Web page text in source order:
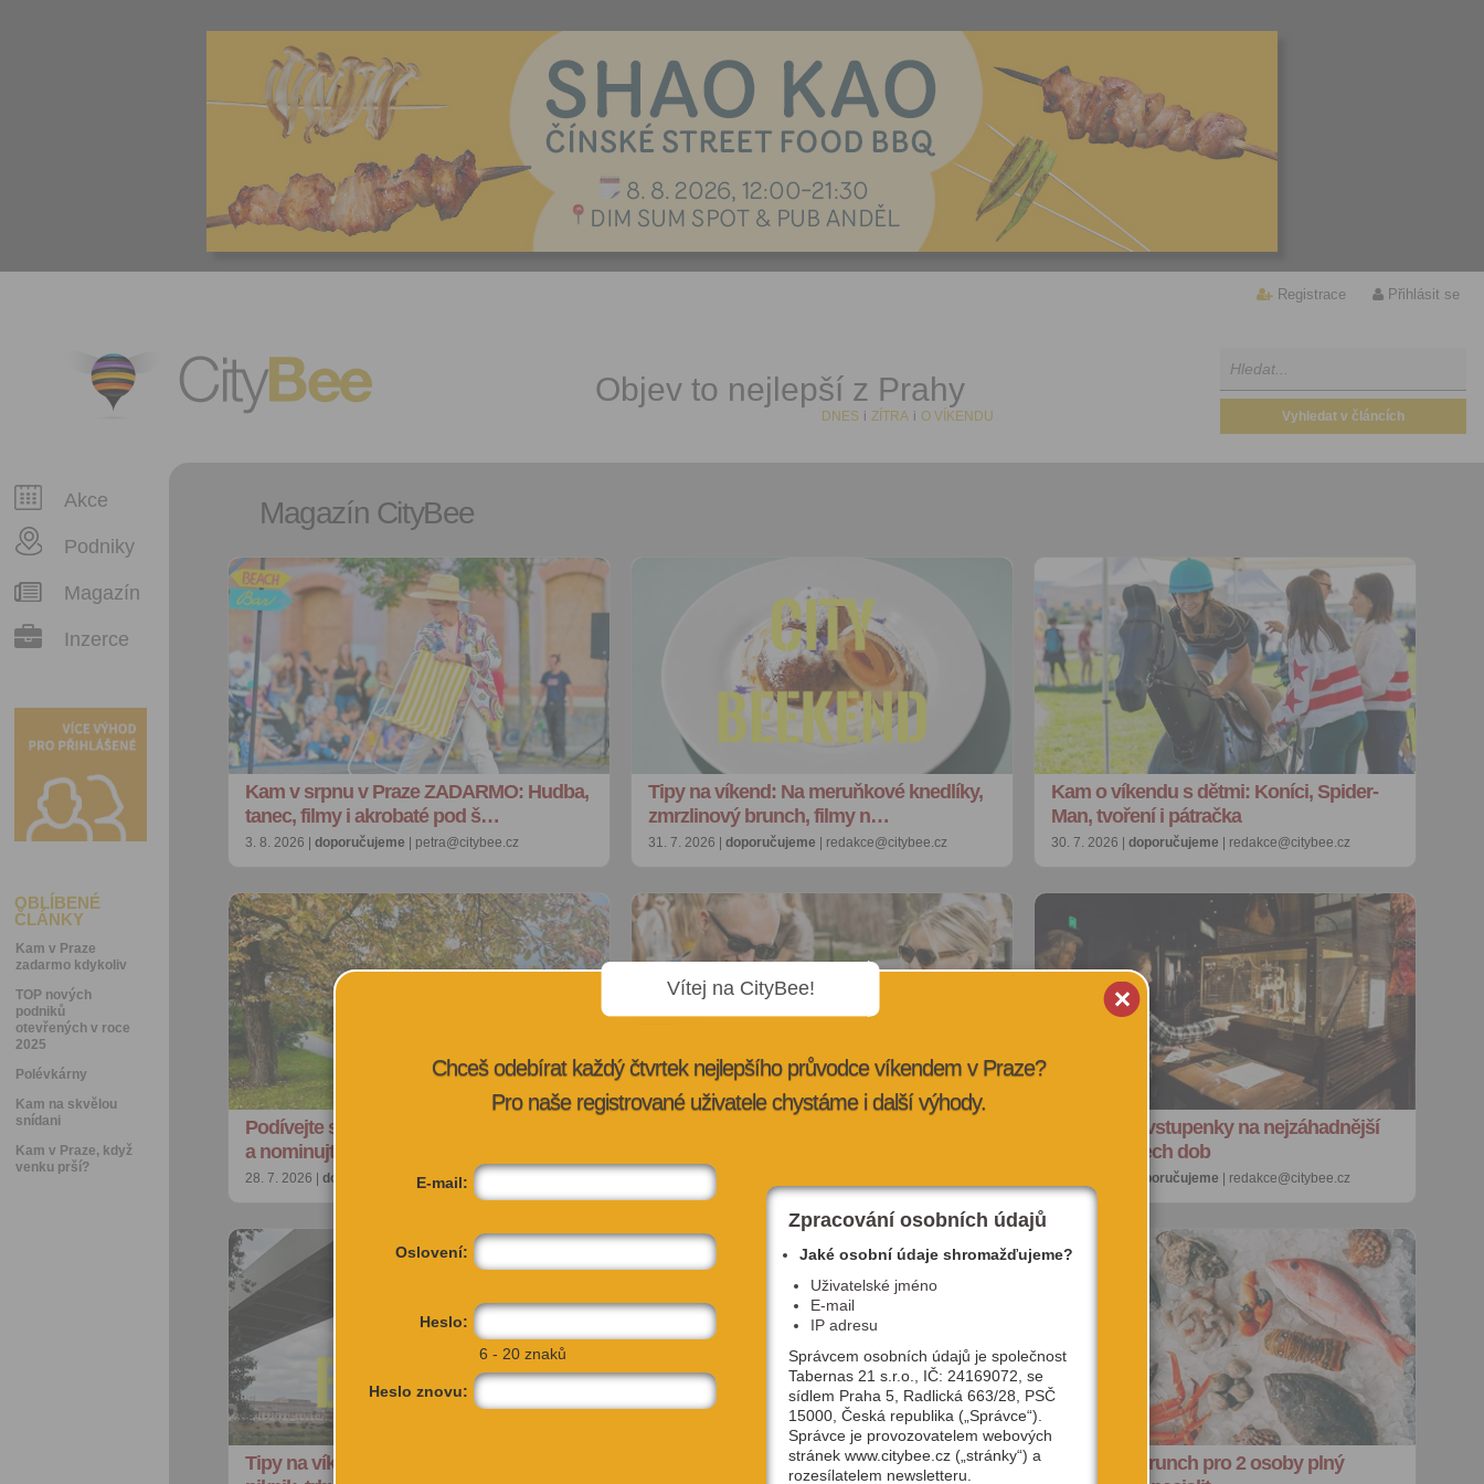
Registrace Přihlásit se
CityBee Objev to nejlepší z Prahy
DNES i ZÍTRA i O VÍKENDU
Akce
Podniky
Magazín
Inzerce
OBLÍBENÉ
ČLÁNKY
Kam v Praze
zadarmo kdykoliv
TOP nových
podniků
otevřených v roce
2025
Polévkárny
Kam na skvělou
snídani
Kam v Praze, když
venku prší?
Magazín CityBee
Kam v srpnu v Praze ZADARMO: Hudba,
tanec, filmy i akrobaté pod š…
3. 8. 2026 | doporučujeme | petra@citybee.cz
Tipy na víkend: Na meruňkové knedlíky,
zmrzlinový brunch, filmy n…
31. 7. 2026 | doporučujeme | redakce@citybee.cz
Kam o víkendu s dětmi: Koníci, Spider-
Man, tvoření i pátračka
30. 7. 2026 | doporučujeme | redakce@citybee.cz
Podívejte se na nejkrásnější pražské aleje
a nominujte jiné strom…
28. 7. 2026 | doporučujeme | redakce@citybee.cz 27. 7. 2026 |
SOUTĚŽ o vstupenky na nejzáhadnější
výstavu všech dob
doporučujeme | redakce@citybee.cz
Tipy na víkend: Akrobacie na lávce,
Hostivařská přehrada: Objevte místo, kde
SOUTĚŽ: Brunch pro 2 osoby plný
Vítej na CityBee!
Chceš odebírat každý čtvrtek nejlepšího průvodce víkendem v Praze?
Pro naše registrované uživatele chystáme i další výhody.
E-mail:
Oslovení:
Heslo:
6 - 20 znaků
Heslo znovu:
Zpracování osobních údajů
Jaké osobní údaje shromažďujeme?
Uživatelské jméno
E-mail
IP adresu
Správcem osobních údajů je společnost
Tabernas 21 s.r.o., IČ: 24169072, se
sídlem Praha 5, Radlická 663/28, PSČ
15000, Česká republika („Správce“).
Správce je provozovatelem webových
stránek www.citybee.cz („stránky“) a
rozesílatelem newsletteru.